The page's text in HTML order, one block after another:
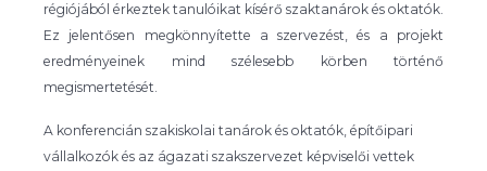
régiójából érkeztek tanulóikat kísérő szaktanárok és oktatók.
Ez jelentősen megkönnyítette a szervezést, és a projekt
eredményeinek mind szélesebb körben történő
megismertetését.
A konferencián szakiskolai tanárok és oktatók, építőipari
vállalkozók és az ágazati szakszervezet képviselői vettek